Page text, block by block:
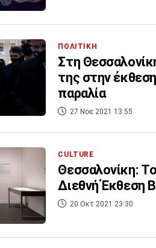
ΠΟΛΙΤΙΚΗ
Στη
της στην
παραλία
27 Νοε 2021 13:55
CULTURE
Θεσσαλονίκη:
Διεθνή Έκθεση
20 Οκτ 2021 23:30